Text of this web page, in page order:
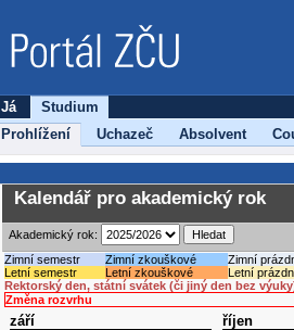
Já
Studium
Prohlížení
Uchazeč Absolvent
Kalendář pro akademický rok
Akademický rok:
Zimní semestr
Zimní zkouškové
Zimní
Letní semestr
Letní zkouškové
Letní
Rektorský den, státní svátek (či jiný den bez
Změna rozvrhu
září říjen